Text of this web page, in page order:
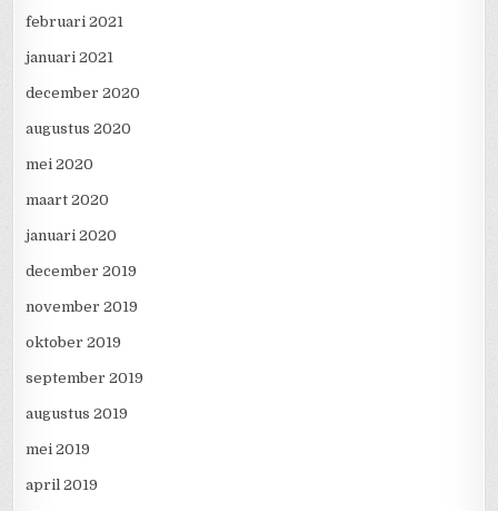
februari 2021
januari 2021
december 2020
augustus 2020
mei 2020
maart 2020
januari 2020
december 2019
november 2019
oktober 2019
september 2019
augustus 2019
mei 2019
april 2019